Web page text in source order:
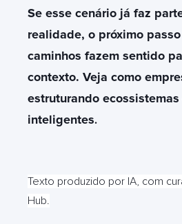
Se esse cenário já faz
realidade, o próximo
caminhos fazem sentido
contexto. Veja como
estruturando
inteligentes.
Texto produzido por IA, com
Hub.